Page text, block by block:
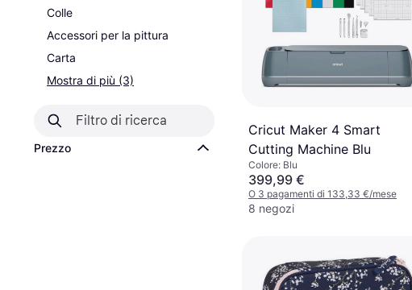
Colle
Accessori per la pittura
Carta
Mostra di più (3)
Prezzo
Cricut Maker 4 Smart
Cutting Machine Blu
Colore: Blu
399,99 €
O 3 pagamenti di 133,33 €/mese
8 negozi